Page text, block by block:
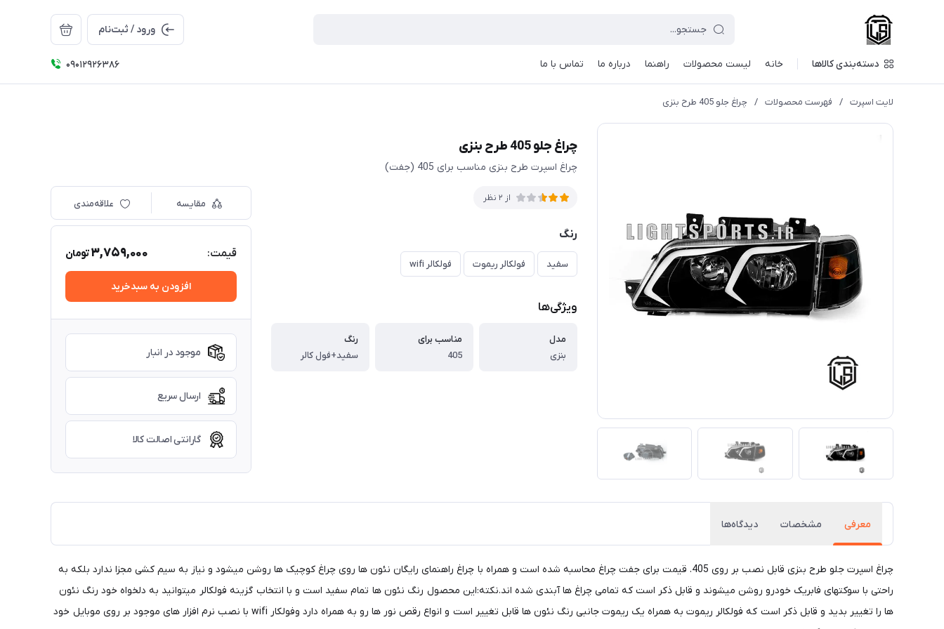
ورود / ثبت‌نام
دسته‌بندی کالاها خانه لیست محصولات راهنما درباره ما تماس با ما 09012926386
لایت اسپرت / فهرست محصولات / چراغ جلو 405 طرح بنزی
چراغ جلو 405 طرح بنزی
چراغ اسپرت طرح بنزی مناسب برای 405 (جفت)
از 2 نظر
رنگ
سفید فولکالر ریموت فولکالر wifi
ویژگی‌ها
مدل
بنزی
مناسب برای
405
رنگ
سفید+فول کالر
مقایسه علاقه‌مندی
قیمت: 3,759,000تومان
افزودن به سبدخرید
موجود در انبار
ارسال سریع
گارانتی اصالت کالا
معرفی مشخصات دیدگاه‌ها
چراغ اسپرت جلو طرح بنزی قابل نصب بر روی 405. قیمت برای جفت چراغ محاسبه شده است و همراه با چراغ راهنمای رایگان نئون ها روی چراغ کوچیک ها روشن میشود و نیاز به سیم کشی مجزا ندارد بلکه به
راحتی با سوکتهای فابریک خودرو روشن میشوند و قابل ذکر است که تمامی چراغ ها آبندی شده اند.نکته:این محصول رنگ نئون ها تمام سفید است و با انتخاب گزینه فولکالر میتوانید به دلخواه خود رنگ نئون
ها را تغییر بدید و قابل ذکر است که فولکالر ریموت به همراه یک ریموت جانبی رنگ نئون ها قابل تغییر است و انواع رقص نور ها رو به همراه دارد وفولکار wifi با نصب نرم افزار های موجود بر روی موبایل خود